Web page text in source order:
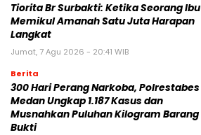
Tiorita Br Surbakti: Ketika Seorang Ibu
Memikul Amanah Satu Juta Harapan
Langkat
Jumat, 7 Agu 2026 - 20:41 WIB
Berita
300 Hari Perang Narkoba, Polrestabes
Medan Ungkap 1.187 Kasus dan
Musnahkan Puluhan Kilogram Barang
Bukti